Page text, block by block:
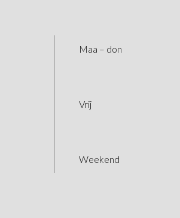
Maa – don
Vrij
Weekend